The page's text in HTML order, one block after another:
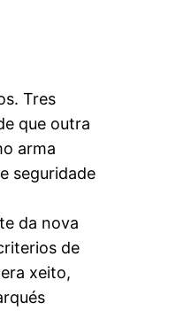
Tres
que outra
arma
seguridade
da nova
de
xeito,